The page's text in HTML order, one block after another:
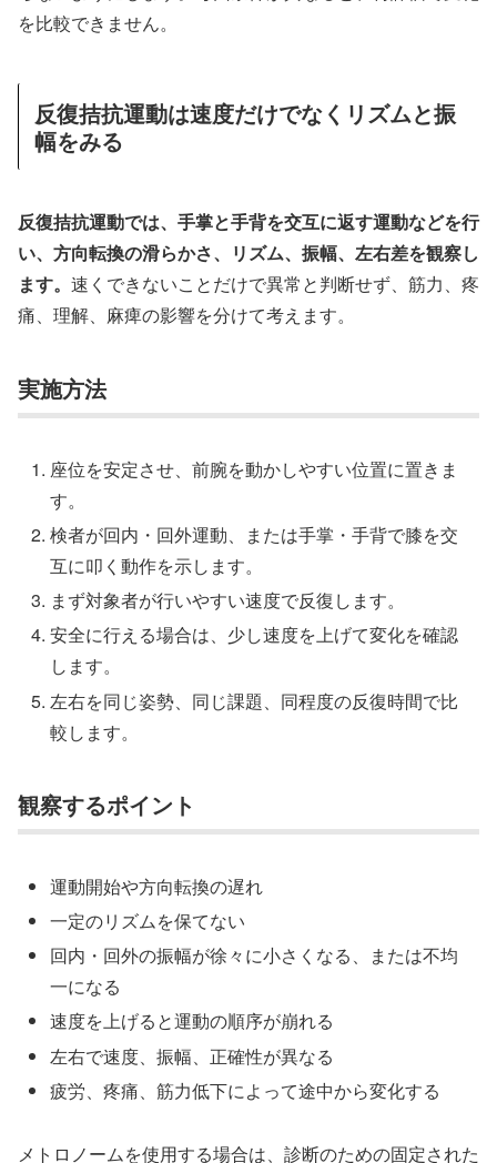
を比較できません。
反復拮抗運動は速度だけでなくリズムと振
幅をみる
反復拮抗運動では、手掌と手背を交互に返す運動などを行
い、方向転換の滑らかさ、リズム、振幅、左右差を観察し
ます。 速くできないことだけで異常と判断せず、筋力、疼
痛、理解、麻痺の影響を分けて考えます。
実施方法
座位を安定させ、前腕を動かしやすい位置に置きま
す。
検者が回内・回外運動、または手掌・手背で膝を交
互に叩く動作を示します。
まず対象者が行いやすい速度で反復します。
安全に行える場合は、少し速度を上げて変化を確認
します。
左右を同じ姿勢、同じ課題、同程度の反復時間で比
較します。
観察するポイント
運動開始や方向転換の遅れ
一定のリズムを保てない
回内・回外の振幅が徐々に小さくなる、または不均
一になる
速度を上げると運動の順序が崩れる
左右で速度、振幅、正確性が異なる
疲労、疼痛、筋力低下によって途中から変化する
メトロノームを使用する場合は、診断のための固定された